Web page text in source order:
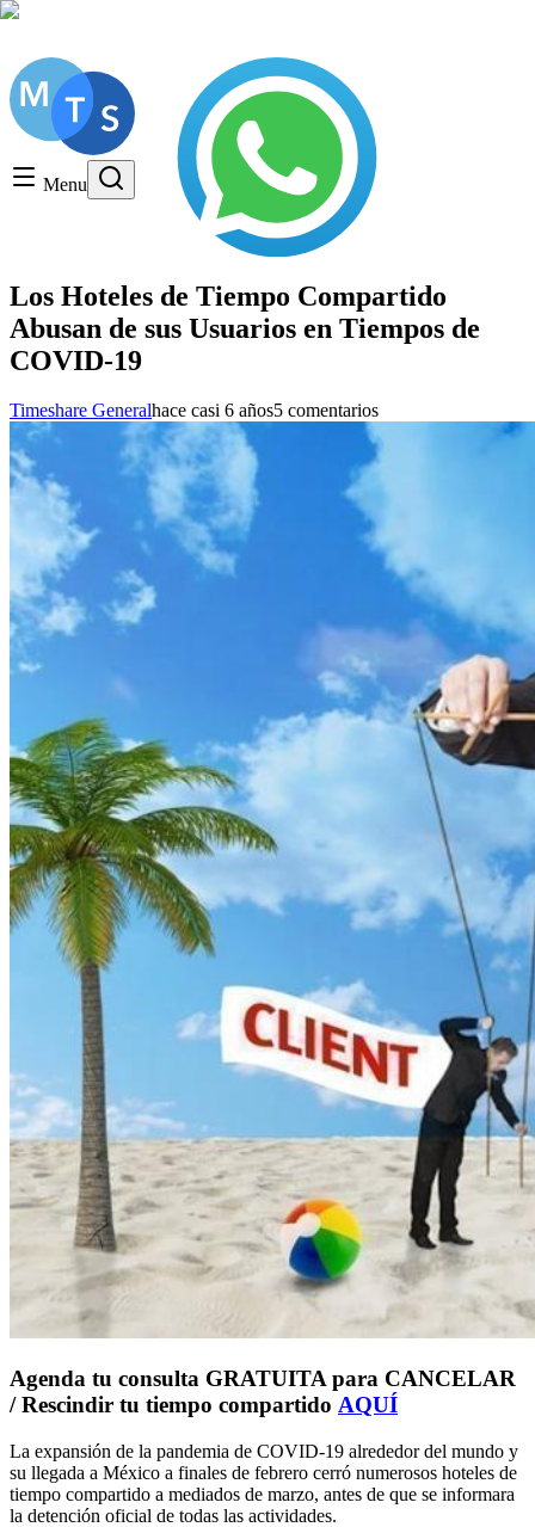
Menu
Timeshare General
Timeshare Cancellation
Timeshare Rentals and Resales
Timeshare Scams and Fraud
Los Hoteles de Tiempo Compartido
Abusan de sus Usuarios en Tiempos de
COVID-19
Timeshare Generalhace casi 6 años5 comentarios
Agenda tu consulta GRATUITA para CANCELAR
/ Rescindir tu tiempo compartido AQUÍ
La expansión de la pandemia de COVID-19 alrededor del mundo y
su llegada a México a finales de febrero cerró numerosos hoteles de
tiempo compartido a mediados de marzo, antes de que se informara
la detención oficial de todas las actividades.